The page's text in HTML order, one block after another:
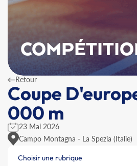
Retour
Coupe
000 m
23 Mai 2026
Campo Montagna - La Spezia (Italie)
Choisir une rubrique